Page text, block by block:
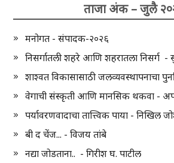
ताजा अंक – जुलै
मनोगत - संपादक-२०२६
निसर्गातली शहरे आणि शहरातला निसर्ग
शाश्वत विकासासाठी जलव्यवस्थापनाचा
वेगाची संस्कृती आणि मानसिक थकवा -
पर्यावरणवादाचा तात्त्विक पाया - निखिल
बी द चेंज... - विजय तांबे
नद्या जोडताना.. - गिरीश घ. पाटील